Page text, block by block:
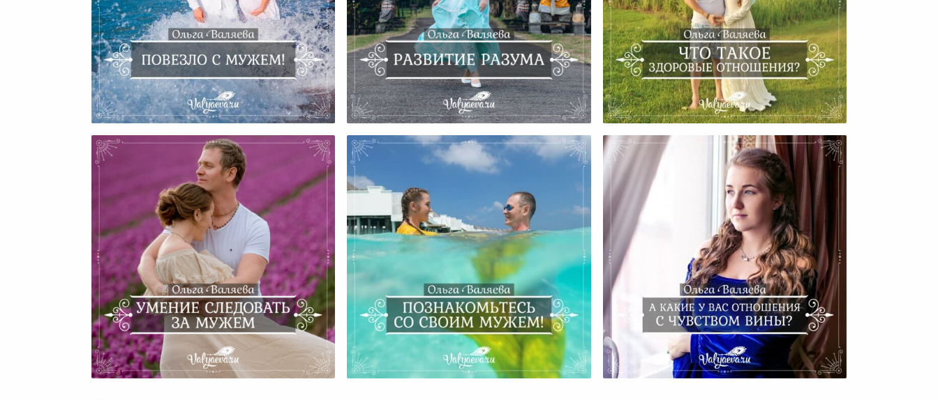
Повезло С Мужем! Развитие Разума
Что Такое Здоровые
Отношения?
Умение Следовать За Мужем
Познакомьтесь Со Своим
Мужем!
А Какие У Вас Отношения С
Чувством Вины?